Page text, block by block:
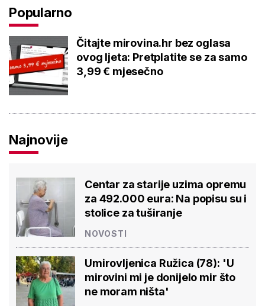
Popularno
Čitajte mirovina.hr bez oglasa
ovog ljeta: Pretplatite se za samo
3,99 € mjesečno
Najnovije
Centar za starije uzima opremu
za 492.000 eura: Na popisu su i
stolice za tuširanje
NOVOSTI
Umirovljenica Ružica (78): 'U
mirovini mi je donijelo mir što
ne moram ništa'